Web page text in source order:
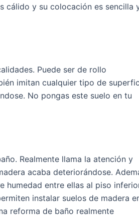
cálido y su colocación es sencilla
Puede ser de rollo
imitan cualquier tipo de
No pongas este suelo en tu
Realmente llama la atención y
acaba deteriorándose.
humedad entre ellas al piso
instalar suelos de madera
reforma de baño realmente